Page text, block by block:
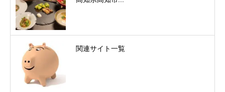
関連サイト一覧